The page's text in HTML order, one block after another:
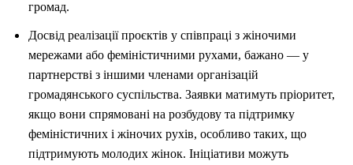
громад.
Досвід реалізації проєктів у співпраці з жіночими
мережами або феміністичними рухами, бажано — у
партнерстві з іншими членами організацій
громадянського суспільства. Заявки матимуть пріоритет,
якщо вони спрямовані на розбудову та підтримку
феміністичних і жіночих рухів, особливо таких, що
підтримують молодих жінок. Ініціативи можуть